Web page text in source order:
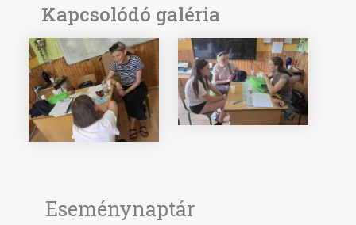
Eseménynaptár
Kapcsolódó galéria